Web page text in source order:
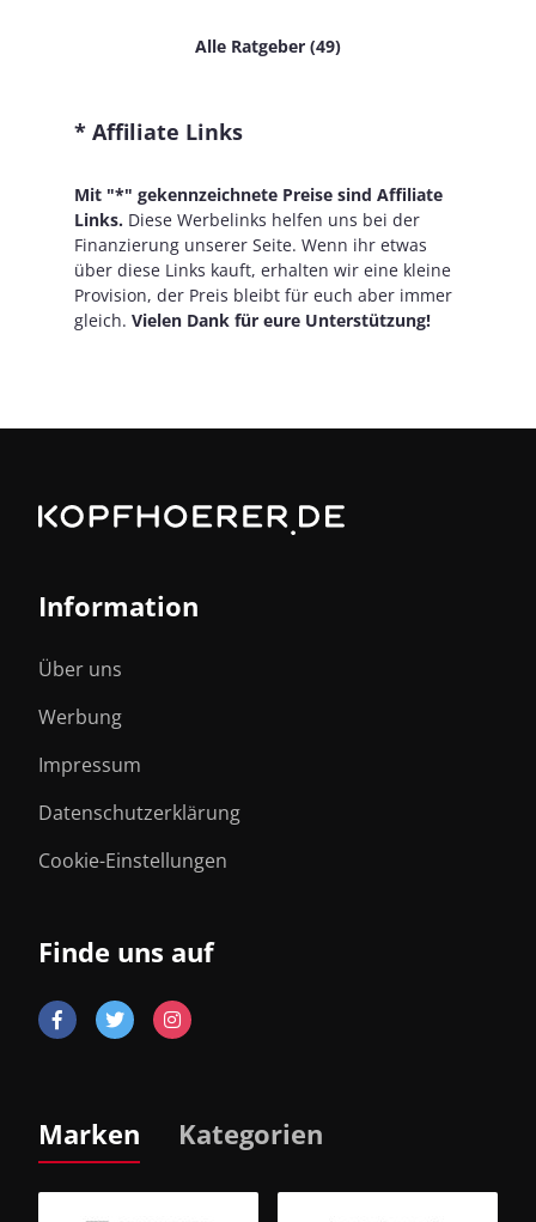
Alle Ratgeber (49)
* Affiliate Links
Mit "*" gekennzeichnete Preise sind Affiliate
Links. Diese Werbelinks helfen uns bei der
Finanzierung unserer Seite. Wenn ihr etwas
über diese Links kauft, erhalten wir eine kleine
Provision, der Preis bleibt für euch aber immer
gleich. Vielen Dank für eure Unterstützung!
Information
Über uns
Werbung
Impressum
Datenschutzerklärung
Cookie-Einstellungen
Finde uns auf
Marken Kategorien